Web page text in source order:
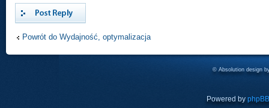
Powrót do Wydajność, optymalizacja
© Absolution design
Powered by phpBB